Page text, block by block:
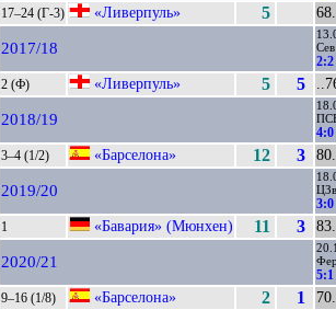
17–24 (Г-3) «Ливерпуль» 5
2017/18
Сев
2:2
2 (Ф) «Ливерпуль» 5 5
2018/19
4:0
3–4 (1/2) «Барселона» 12 3
2019/20
ЦЗв
3:0
1 «Бавария» (Мюнхен) 11 3
2020/21
5:1
9–16 (1/8) «Барселона» 2 1